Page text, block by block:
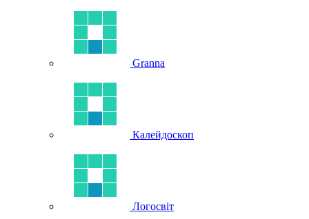
Granna
Калейдоскоп
Логосвіт